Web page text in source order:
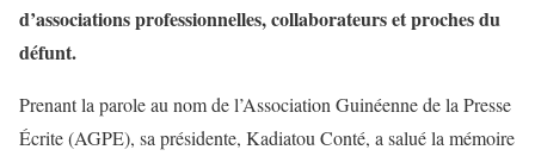
d’associations professionnelles, collaborateurs et proches du
défunt.
Prenant la parole au nom de l’Association Guinéenne de la Presse
Écrite (AGPE), sa présidente, Kadiatou Conté, a salué la mémoire